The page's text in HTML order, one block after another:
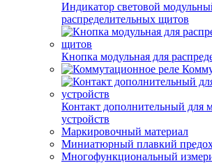
Индикатор световой
распределительных щитов
Кнопка модульная для
Контакт дополнительный для
устройств
Маркировочный материал
Миниатюрный плавкий
Многофункциональный